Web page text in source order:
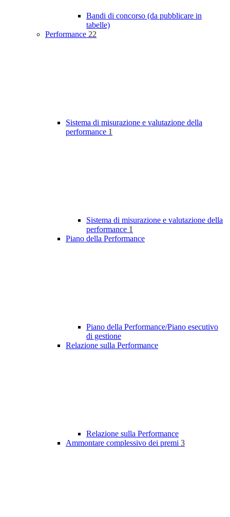
Bandi di concorso (da pubblicare in
tabelle)
Performance 22
Sistema di misurazione e valutazione della
performance 1
Sistema di misurazione e valutazione della
performance 1
Piano della Performance
Piano della Performance/Piano esecutivo
di gestione
Relazione sulla Performance
Relazione sulla Performance
Ammontare complessivo dei premi 3